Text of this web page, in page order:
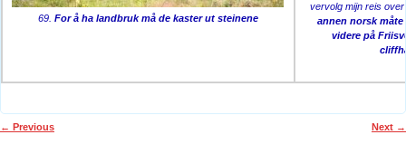
69. For å ha landbruk må de kaster ut steinene
vervolg mijn reis
annen norsk
videre på
← Previous Next →